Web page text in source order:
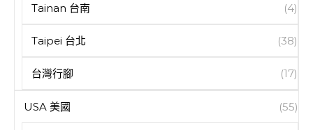
Tainan 台南 (4)
Taipei 台北 (38)
台灣行腳 (17)
USA 美國 (55)